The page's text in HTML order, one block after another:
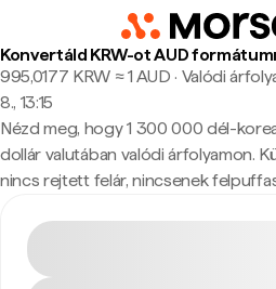
Konvertáld KRW-ot AUD
995,0177 KRW ≈ 1 AUD · Valódi
8., 13:15
Nézd meg, hogy 1 300 000 dél-
dollár valutában valódi árfolyamon.
nincs rejtett felár, nincsenek